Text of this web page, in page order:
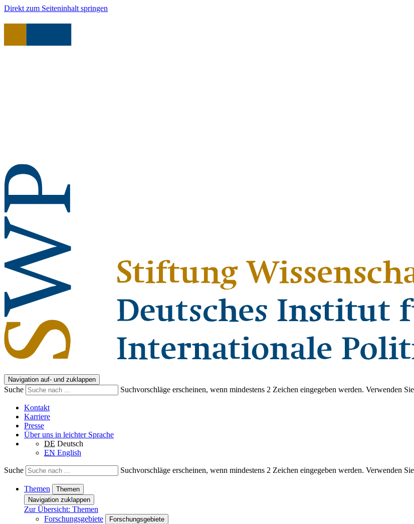
Direkt zum Seiteninhalt springen
Navigation auf- und zuklappen
Suche Suchvorschläge erscheinen, wenn mindestens 2 Zeichen eingegeben werden. Verwenden
Kontakt
Karriere
Presse
Über uns in leichter Sprache
DE Deutsch
EN English
Suche Suchvorschläge erscheinen, wenn mindestens 2 Zeichen eingegeben werden. Verwenden
Themen
Themen
Navigation zuklappen
Zur Übersicht: Themen
Forschungsgebiete
Forschungsgebiete